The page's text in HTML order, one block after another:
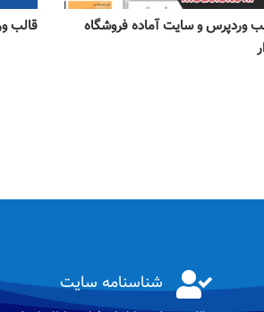
وردپرس و سایت آماده فروشگاه
قالب
 شناسنامه سایت